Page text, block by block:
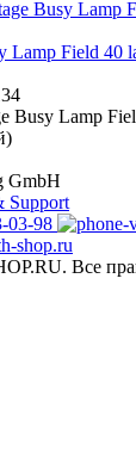
Lamp Field 40
Busy Lamp
GmbH
Support
03-98
shop.ru
Все